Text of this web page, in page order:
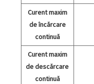
Curent maxim
de încărcare
continuă
Curent maxim
de descărcare
continuă